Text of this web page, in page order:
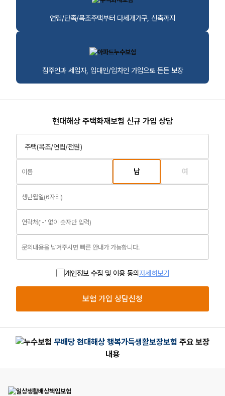
연립/단족/목조주택부터 다세개가구, 신축까지
집주인과 세입자, 임대인/임차인 가입으로 든든 보장
현대해상 주택화재보험 신규 가입 상담
남 여
개인정보 수집 및 이용 동의자세히보기
보험 가입 상담신청
무배당 현대해상 행복가득생활보장보험 주요 보장
내용